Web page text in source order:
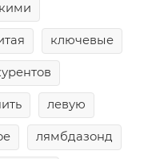
ключевые
левую
лямбдазонд